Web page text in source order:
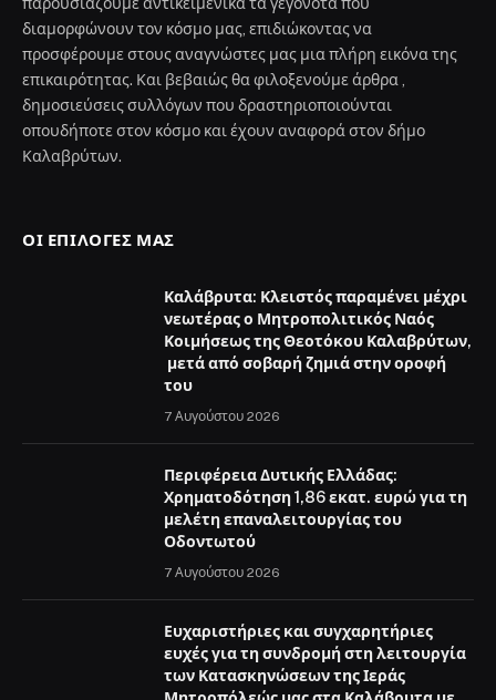
παρουσιάζουμε αντικειμενικά τα γεγονότα που
διαμορφώνουν τον κόσμο μας, επιδιώκοντας να
προσφέρουμε στους αναγνώστες μας μια πλήρη εικόνα της
επικαιρότητας. Και βεβαιώς θα φιλοξενούμε άρθρα ,
δημοσιεύσεις συλλόγων που δραστηριοποιούνται
οπουδήποτε στον κόσμο και έχουν αναφορά στον δήμο
Καλαβρύτων.
ΟΙ ΕΠΙΛΟΓΈΣ ΜΑΣ
Καλάβρυτα: Κλειστός παραμένει μέχρι
νεωτέρας ο Μητροπολιτικός Ναός
Κοιμήσεως της Θεοτόκου Καλαβρύτων,
μετά από σοβαρή ζημιά στην οροφή
του
7 Αυγούστου 2026
Περιφέρεια Δυτικής Ελλάδας:
Χρηματοδότηση 1,86 εκατ. ευρώ για τη
μελέτη επαναλειτουργίας του
Οδοντωτού
7 Αυγούστου 2026
Ευχαριστήριες και συγχαρητήριες
ευχές για τη συνδρομή στη λειτουργία
των Κατασκηνώσεων της Ιεράς